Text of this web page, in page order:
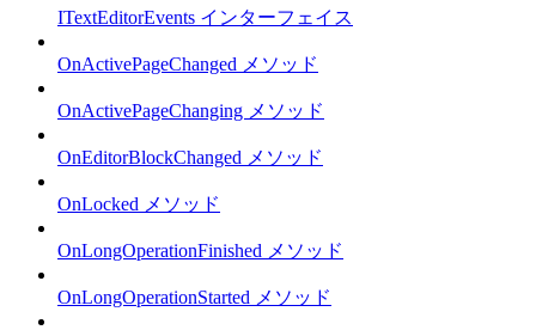
ITextEditorEvents インターフェイス
OnActivePageChanged メソッド
OnActivePageChanging メソッド
OnEditorBlockChanged メソッド
OnLocked メソッド
OnLongOperationFinished メソッド
OnLongOperationStarted メソッド